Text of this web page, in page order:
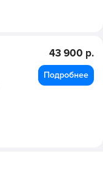
43 900 р.
Подробнее